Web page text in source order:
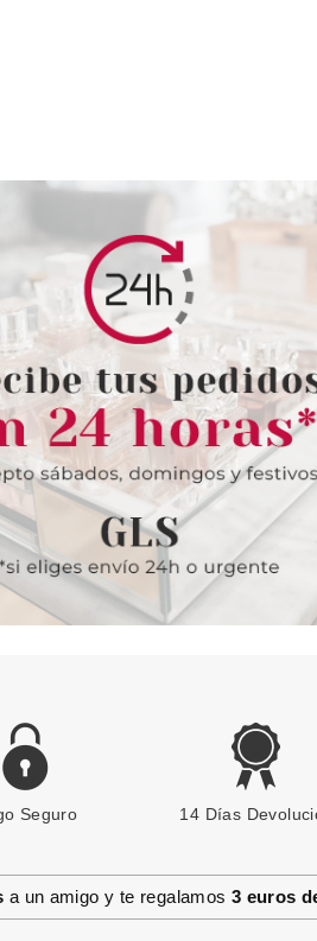
Seguro 14 Días
a un amigo y te regalamos 3 euros